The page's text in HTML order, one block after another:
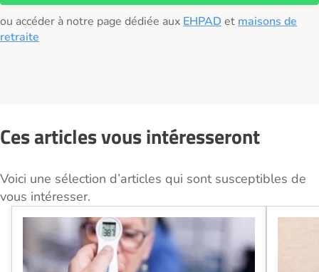
ou accéder à notre page dédiée aux EHPAD et maisons de
retraite
Ces articles vous intéresseront
Voici une sélection d’articles qui sont susceptibles de
vous intéresser.